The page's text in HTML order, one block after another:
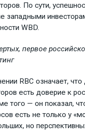
По сути,
западными
WBD.
первое
RBC означает,
есть доверие к
того — он показал,
есть не только у
но